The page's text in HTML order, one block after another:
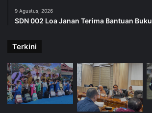
9 Agustus, 2026
SDN 002 Loa Janan Terima Bantuan Buku
Terkini